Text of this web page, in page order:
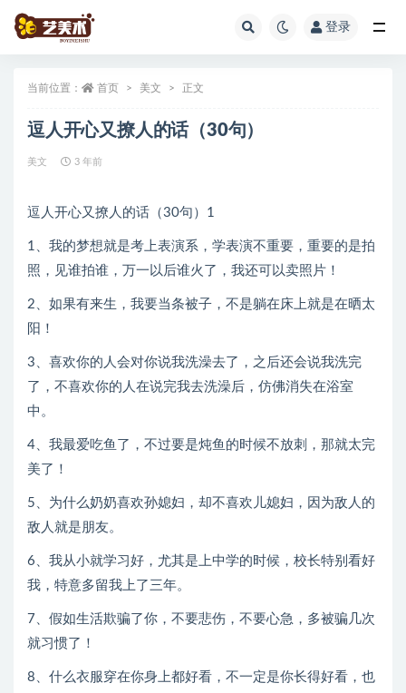
登录
当前位置： 首页 美文 正文
逗人开心又撩人的话（30句）
美文 3 年前
逗人开心又撩人的话（30句）1
1、我的梦想就是考上表演系，学表演不重要，重要的是拍
照，见谁拍谁，万一以后谁火了，我还可以卖照片！
2、如果有来生，我要当条被子，不是躺在床上就是在晒太
阳！
3、喜欢你的人会对你说我洗澡去了，之后还会说我洗完
了，不喜欢你的人在说完我去洗澡后，仿佛消失在浴室
中。
4、我最爱吃鱼了，不过要是炖鱼的时候不放刺，那就太完
美了！
5、为什么奶奶喜欢孙媳妇，却不喜欢儿媳妇，因为敌人的
敌人就是朋友。
6、我从小就学习好，尤其是上中学的时候，校长特别看好
我，特意多留我上了三年。
7、假如生活欺骗了你，不要悲伤，不要心急，多被骗几次
就习惯了！
8、什么衣服穿在你身上都好看，不一定是你长得好看，也